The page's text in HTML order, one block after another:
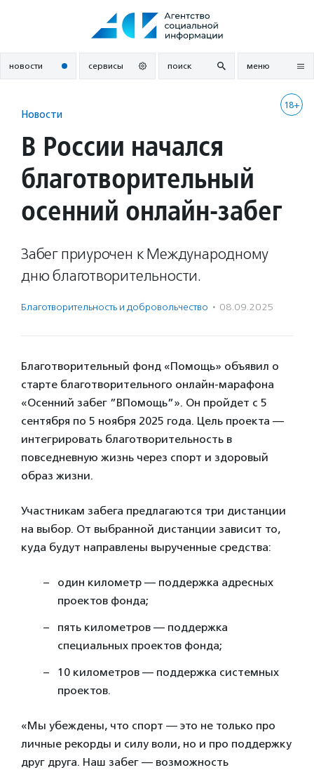
новости сервисы поиск меню
18+
Новости
В России начался
благотворительный
осенний онлайн-забег
Забег приурочен к Международному
дню благотворительности.
Благотвори­тель­ность и доброволь­чест­во · 08.09.2025
Благотворительный фонд «Помощь» объявил о
старте благотворительного онлайн-марафона
«Осенний забег ”ВПомощь”». Он пройдет с 5
сентября по 5 ноября 2025 года. Цель проекта —
интегрировать благотворительность в
повседневную жизнь через спорт и здоровый
образ жизни.
Участникам забега предлагаются три дистанции
на выбор. От выбранной дистанции зависит то,
куда будут направлены вырученные средства:
один километр — поддержка адресных
проектов фонда;
пять километров — поддержка
специальных проектов фонда;
10 километров — поддержка системных
проектов.
«Мы убеждены, что спорт — это не только про
личные рекорды и силу воли, но и про поддержку
друг друга. Наш забег — возможность